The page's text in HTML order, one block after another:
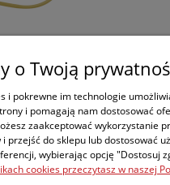
dwudrożny
o Twoją
i pokrewne im technologie
i pomagają nam dostosować
zaakceptować wykorzystanie
przejść do sklepu lub dostosować
wybierając opcję "Dostosuj
cookies przeczytasz w naszej